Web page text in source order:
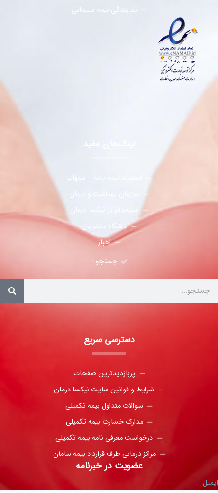
نمایندگی بیمه سلیمانی
لینک‌های مفید
استعلام بیمه نامه – سنهاب
باشگاه مشتریان
اخبار
جستجو :
دسترسی سریع
پربازدیدترین صفحات
شرایط و قوانین سایت نیکسا درمان
سوالات متداول بیمه تکمیلی
مدارک خسارت بیمه تکمیلی
درخواست معرفی نامه بیمه تکمیلی
مراکز درمانی طرف قرارداد بیمه سامان
عضویت در خبرنامه
ایمیل